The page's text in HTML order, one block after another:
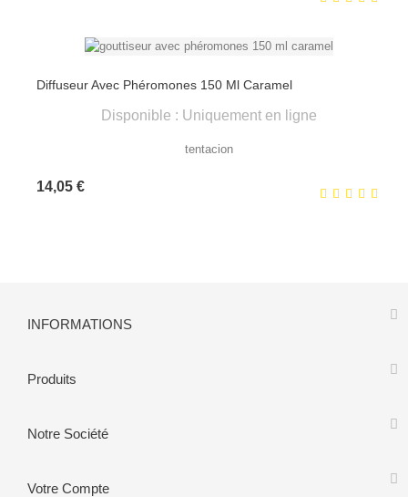
Diffuseur Avec Phéromones 150 Ml Caramel
Disponible : Uniquement en ligne
tentacion
14,05 €Prix
INFORMATIONS
Produits
Notre Société
Votre Compte